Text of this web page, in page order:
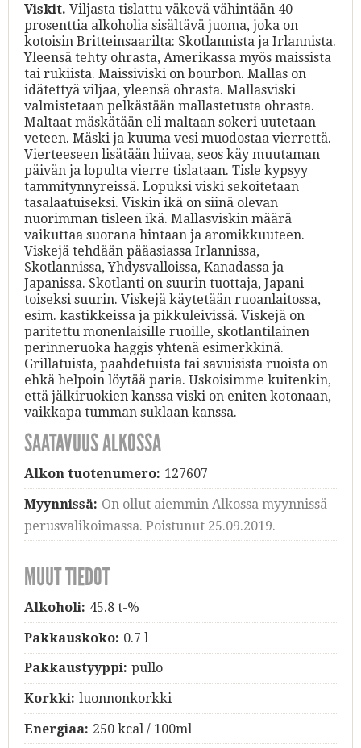
Viskit. Viljasta tislattu väkevä vähintään 40
prosenttia alkoholia sisältävä juoma, joka on
kotoisin Britteinsaarilta: Skotlannista ja Irlannista.
Yleensä tehty ohrasta, Amerikassa myös maissista
tai rukiista. Maissiviski on bourbon. Mallas on
idätettyä viljaa, yleensä ohrasta. Mallasviski
valmistetaan pelkästään mallastetusta ohrasta.
Maltaat mäskätään eli maltaan sokeri uutetaan
veteen. Mäski ja kuuma vesi muodostaa vierrettä.
Vierteeseen lisätään hiivaa, seos käy muutaman
päivän ja lopulta vierre tislataan. Tisle kypsyy
tammitynnyreissä. Lopuksi viski sekoitetaan
tasalaatuiseksi. Viskin ikä on siinä olevan
nuorimman tisleen ikä. Mallasviskin määrä
vaikuttaa suorana hintaan ja aromikkuuteen.
Viskejä tehdään pääasiassa Irlannissa,
Skotlannissa, Yhdysvalloissa, Kanadassa ja
Japanissa. Skotlanti on suurin tuottaja, Japani
toiseksi suurin. Viskejä käytetään ruoanlaitossa,
esim. kastikkeissa ja pikkuleivissä. Viskejä on
paritettu monenlaisille ruoille, skotlantilainen
perinneruoka haggis yhtenä esimerkkinä.
Grillatuista, paahdetuista tai savuisista ruoista on
ehkä helpoin löytää paria. Uskoisimme kuitenkin,
että jälkiruokien kanssa viski on eniten kotonaan,
vaikkapa tumman suklaan kanssa.
SAATAVUUS ALKOSSA
Alkon tuotenumero: 127607
Myynnissä: On ollut aiemmin Alkossa myynnissä
perusvalikoimassa. Poistunut 25.09.2019.
MUUT TIEDOT
Alkoholi: 45.8 t-%
Pakkauskoko: 0.7 l
Pakkaustyyppi: pullo
Korkki: luonnonkorkki
Energiaa: 250 kcal / 100ml